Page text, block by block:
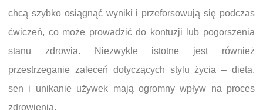
chcą szybko osiągnąć wyniki i przeforsowują się podczas
ćwiczeń, co może prowadzić do kontuzji lub pogorszenia
stanu zdrowia. Niezwykle istotne jest również
przestrzeganie zaleceń dotyczących stylu życia – dieta,
sen i unikanie używek mają ogromny wpływ na proces
zdrowienia.